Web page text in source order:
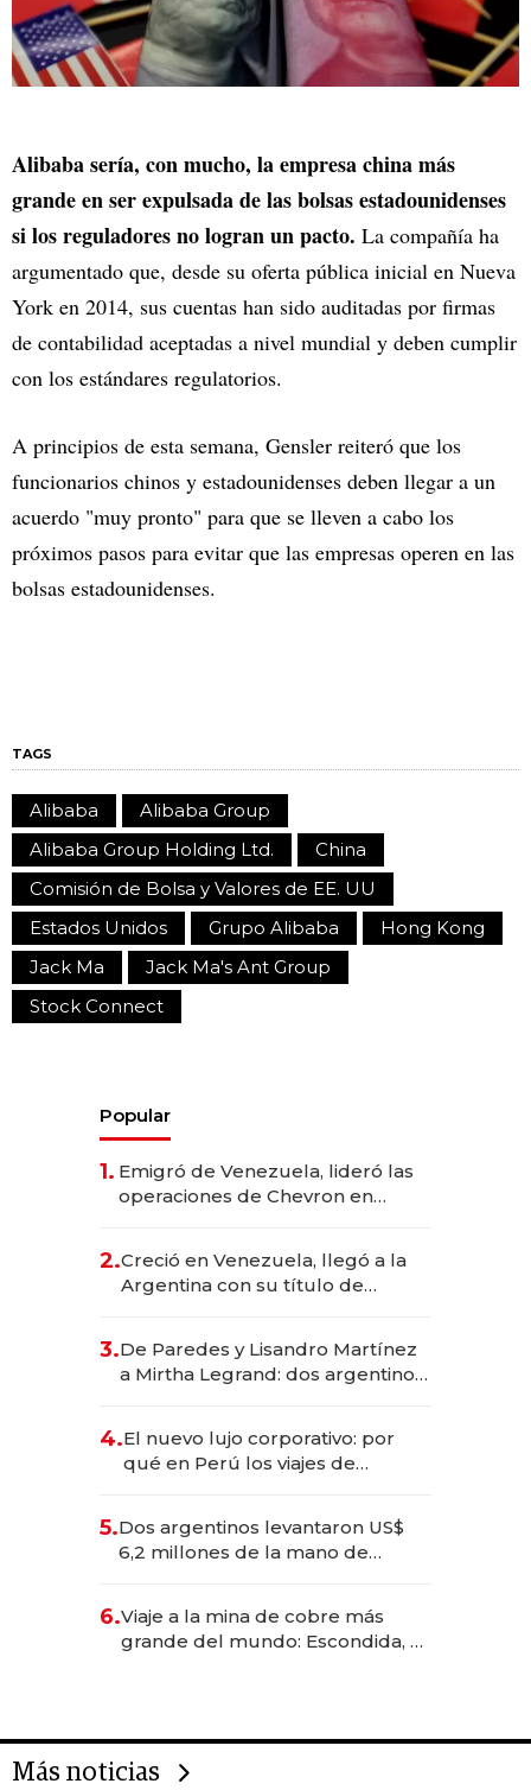
Alibaba sería, con mucho, la empresa china más
grande en ser expulsada de las bolsas estadounidenses
si los reguladores no logran un pacto. La compañía ha
argumentado que, desde su oferta pública inicial en Nueva
York en 2014, sus cuentas han sido auditadas por firmas
de contabilidad aceptadas a nivel mundial y deben cumplir
con los estándares regulatorios.
A principios de esta semana, Gensler reiteró que los
funcionarios chinos y estadounidenses deben llegar a un
acuerdo "muy pronto" para que se lleven a cabo los
próximos pasos para evitar que las empresas operen en las
bolsas estadounidenses.
TAGS
Alibaba
Alibaba Group
Alibaba Group Holding Ltd.
China
Comisión de Bolsa y Valores de EE. UU
Estados Unidos
Grupo Alibaba
Hong Kong
Jack Ma
Jack Ma's Ant Group
Stock Connect
Popular
1. Emigró de Venezuela, lideró las
operaciones de Chevron en
2.Creció en Venezuela, llegó a la
Argentina con su título de
las marcas "fast premium"
3.De Paredes y Lisandro Martínez
a Mirtha Legrand: dos argentinos
4.El nuevo lujo corporativo: por
qué en Perú los viajes de
para convertirse en experiencias
transformadoras
5.Dos argentinos levantaron US$
6,2 millones de la mano de
6.Viaje a la mina de cobre más
grande del mundo: Escondida, el
Más noticias